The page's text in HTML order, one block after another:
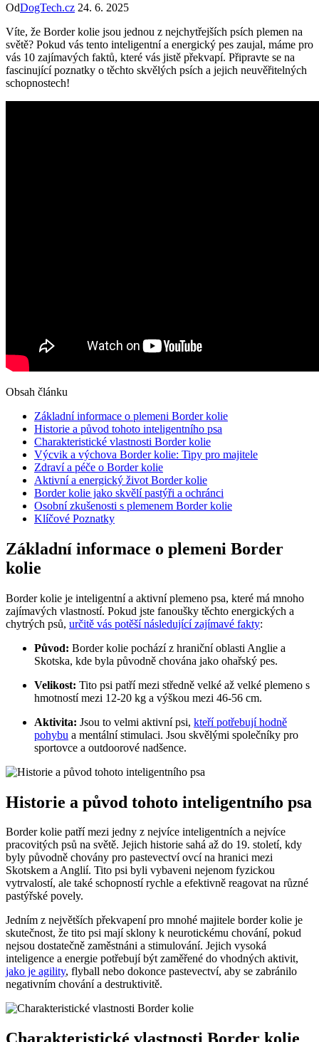
OdDogTech.cz 24. 6. 2025
Víte, že Border kolie jsou jednou z nejchytřejších psích plemen na
světě? Pokud vás tento inteligentní a energický pes zaujal, máme pro
vás 10 zajímavých faktů, které vás jistě překvapí. Připravte se na
fascinující poznatky o těchto skvělých psích a jejich neuvěřitelných
schopnostech!
Obsah článku
Základní informace o plemeni Border kolie
Historie a původ tohoto inteligentního psa
Charakteristické vlastnosti Border kolie
Výcvik a výchova Border kolie: Tipy pro majitele
Zdraví a péče o Border kolie
Aktivní a energický život Border kolie
Border kolie jako skvělí pastýři a ochránci
Osobní zkušenosti s plemenem Border kolie
Klíčové Poznatky
Základní informace o plemeni Border
kolie
Border kolie je inteligentní a aktivní plemeno psa, které má mnoho
zajímavých vlastností. Pokud jste fanoušky těchto energických a
chytrých psů, určitě vás potěší následující zajímavé fakty:
Původ: Border kolie pochází z hraniční oblasti Anglie a
Skotska, kde byla původně chována jako ohařský pes.
Velikost: Tito psi patří mezi středně velké až velké plemeno s
hmotností mezi 12-20 kg a výškou mezi 46-56 cm.
Aktivita: Jsou to velmi aktivní psi, kteří potřebují hodně
pohybu a mentální stimulaci. Jsou skvělými společníky pro
sportovce a outdoorové nadšence.
Historie a původ tohoto inteligentního psa
Border kolie patří mezi jedny z nejvíce inteligentních a nejvíce
pracovitých psů na světě. Jejich historie sahá až do 19. století, kdy
byly původně chovány pro pastevectví ovcí na hranici mezi
Skotskem a Anglií. Tito psi byli vybaveni nejenom fyzickou
vytrvalostí, ale také schopností rychle a efektivně reagovat na různé
pastýřské povely.
Jedním z největších překvapení pro mnohé majitele border kolie je
skutečnost, že tito psi mají sklony k neurotickému chování, pokud
nejsou dostatečně zaměstnáni a stimulování. Jejich vysoká
inteligence a energie potřebují být zaměřené do vhodných aktivit,
jako je agility, flyball nebo dokonce pastevectví, aby se zabránilo
negativním chování a destruktivitě.